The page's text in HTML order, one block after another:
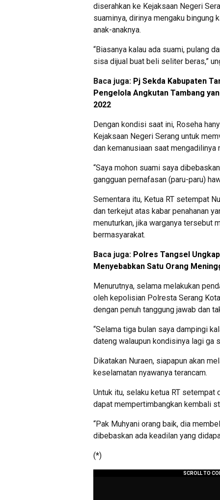
diserahkan ke Kejaksaan Negeri
suaminya, dirinya mengaku bingung
anak-anaknya.
“Biasanya kalau ada suami, pulang
sisa dijual buat beli seliter beras,”
Baca juga: Pj Sekda Kabupaten
Pengelola Angkutan Tambang
2022
Dengan kondisi saat ini, Roseha
Kejaksaan Negeri Serang untuk
dan kemanusiaan saat mengadilinya
“Saya mohon suami saya
gangguan pernafasan (paru-paru)
Sementara itu, Ketua RT setempat
dan terkejut atas kabar penahanan
menuturkan, jika warganya tersebut
bermasyarakat.
Baca juga: Polres Tangsel
Menyebabkan Satu Orang
Menurutnya, selama melakukan
oleh kepolisian Polresta Serang
dengan penuh tanggung jawab dan
“Selama tiga bulan saya dampingi
dateng walaupun kondisinya lagi ga
Dikatakan Nuraen, siapapun akan
keselamatan nyawanya terancam.
Untuk itu, selaku ketua RT setempat
dapat mempertimbangkan kembali
“Pak Muhyani orang baik, dia
dibebaskan ada keadilan yang
(*)